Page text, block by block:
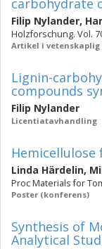
carbohydrate
Filip Nylander,
Holzforschung. Vol.
Artikel i
Lignin-
compounds
Filip Nylander
Licentiatavhandling
Hemicellulose
Linda Härdelin,
Proc Materials for
Poster (konferens)
Synthesis of
Analytical